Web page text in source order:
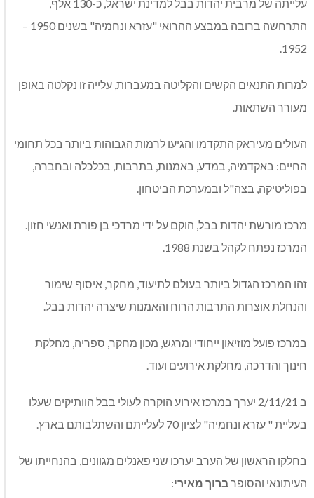
עלייתה של מרבית יהדות בבל למדינת ישראל, כ-130 אלף,
התרחשה ברובה במבצע ההרואי "עזרא ונחמיה" בשנים 1950 –
1952.
למרות התנאים הקשים והקליטה במעברות, עלייה זו נקלטה באופן
מעורר השתאות.
העולים מעיראק התקדמו והגיעו לרמות הגבוהות ביותר בכל תחומי
החיים: באקדמיה, במדע, באמנות, בתרבות, בכלכלה ובחברה,
בפוליטיקה, בצה"ל ובמערכת הביטחון.
מרכז מורשת יהדות בבל, הוקם על ידי מרדכי בן פורת ואנשי חזון.
המרכז נפתח לקהל בשנת 1988.
זהו המרכז הגדול ביותר בעולם לתיעוד, מחקר, איסוף שימור
והנחלת אוצרות התרבות הרוח והאמנות שיצרה יהדות בבל.
במרכז פועל מוזיאון ייחודי ומרגש, מכון מחקר, ספריה, מחלקת
חינוך והדרכה, מחלקת אירועים ועוד.
ב 2/11/21 יערך במרכז אירוע הוקרה לעולי בבל הוותיקים שעלו
בעליית " עזרא ונחמיה" לציון 70 לעלייתם והשתלבותם בארץ.
בחלקו הראשון של הערב יערכו שני פאנלים מגוונים, בהנחייתו של
העיתונאי והסופרברוך מאירי: